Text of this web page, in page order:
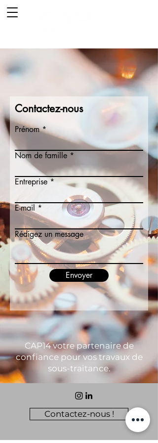
Contactez-nous
Prénom
Nom de famille
Entreprise
E-mail
Rédigez un message
Envoyer
CAP14 votre partenaire de
confiance pour vos travaux de
sous-traitance.
Contactez-nous !